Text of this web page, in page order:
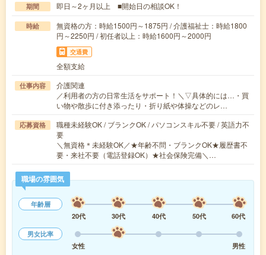
期間 即日～2ヶ月以上 ■開始日の相談OK！
時給
無資格の方：時給1500円～1875円 / 介護福祉士：時給1800
円～2250円 / 初任者以上：時給1600円～2000円
交通費
全額支給
仕事内容
介護関連
／利用者の方の日常生活をサポート！＼▽具体的には…・買
い物や散歩に付き添ったり・折り紙や体操などのレ…
応募資格
職種未経験OK / ブランクOK / パソコンスキル不要 / 英語力不
要
＼無資格＊未経験OK／★年齢不問・ブランクOK★履歴書不
要・来社不要（電話登録OK）★社会保険完備＼…
職場の雰囲気
年齢層
20代
30代 40代 50代
60代
男女比率
女性
男性